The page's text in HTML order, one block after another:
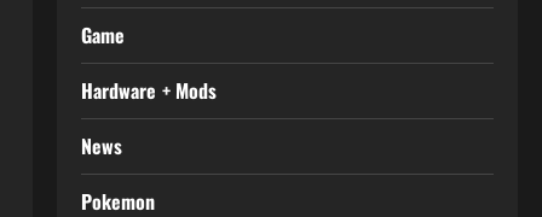
Game
Hardware + Mods
News
Pokemon